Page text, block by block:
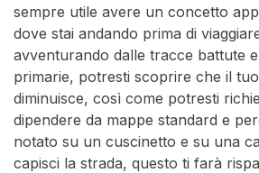
sempre utile avere un concetto
dove stai andando prima di
avventurando dalle tracce battute
primarie, potresti scoprire che il
diminuisce, così come potresti
dipendere da mappe standard e
notato su un cuscinetto e su una
capisci la strada, questo ti farà